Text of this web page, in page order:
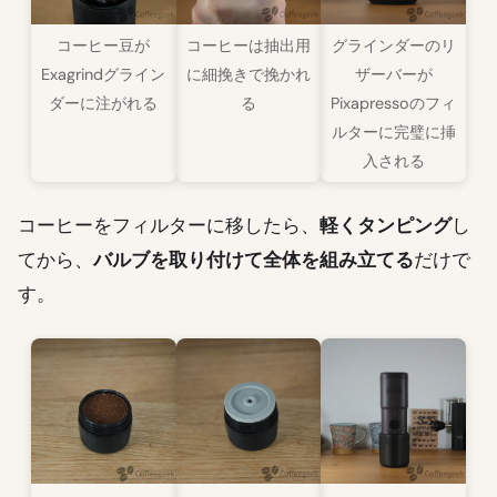
コーヒー豆が
Exagrindグライン
ダーに注がれる
コーヒーは抽出用
に細挽きで挽かれ
る
グラインダーのリ
ザーバーが
Pixapressoのフィ
ルターに完璧に挿
入される
コーヒーをフィルターに移したら、 軽くタンピングし
てから、バルブを取り付けて全体を組み立てるだけで
す。